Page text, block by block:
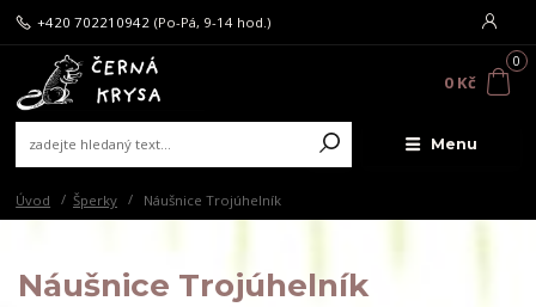
Menu
+420 702210942 (Po-Pá, 9-14 hod.)
0
0 Kč
Úvod Šperky Náušnice Trojúhelník
Náušnice Trojúhelník